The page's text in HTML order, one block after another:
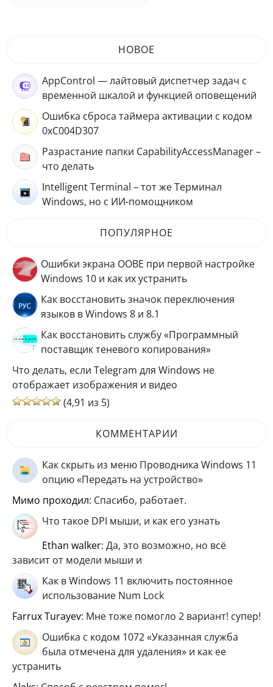
НОВОЕ
AppControl — лайтовый диспетчер задач с
временной шкалой и функцией оповещений
Ошибка сброса таймера активации с кодом
0xC004D307
Разрастание папки CapabilityAccessManager –
что делать
Intelligent Terminal – тот же Терминал
Windows, но с ИИ-помощником
ПОПУЛЯРНОЕ
Ошибки экрана OOBE при первой настройке
Windows 10 и как их устранить
Как восстановить значок переключения
языков в Windows 8 и 8.1
Как восстановить службу «Программный
поставщик теневого копирования»
Что делать, если Telegram для Windows не
отображает изображения и видео
(4,91 из 5)
КОММЕНТАРИИ
Как скрыть из меню Проводника Windows 11
опцию «Передать на устройство»
мимо проходил: Спасибо, работает.
Что такое DPI мыши, и как его узнать
ethan walker: Да, это возможно, но всё
зависит от модели мыши и
Как в Windows 11 включить постоянное
использование Num Lock
Farrux Turayev: Мне тоже помогло 2 вариант! супер!
Ошибка с кодом 1072 «Указанная служба
была отмечена для удаления» и как ее
устранить